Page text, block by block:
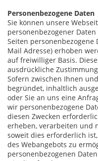
Personenbezogene Daten
Sie können unsere
personenbezogener
Seiten personenbezogene
Mail Adresse) erhoben
auf freiwilliger Basis.
ausdrückliche
Sofern zwischen Ihnen
begründet, inhaltlich
oder Sie an uns eine
wir personenbezogene
diesen Zwecken
erheben, verarbeiten und
soweit dies erforderlich
des Webangebots zu
personenbezogenen